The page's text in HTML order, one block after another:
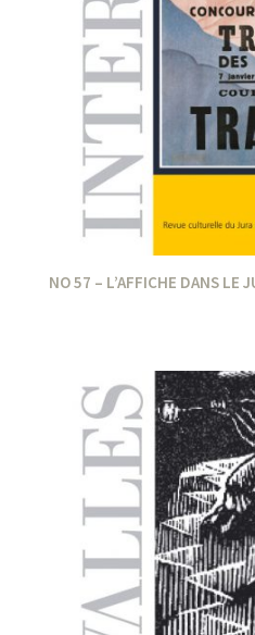
NO 57 – L’AFFICHE DANS LE